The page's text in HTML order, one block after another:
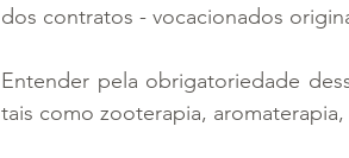
dos contratos - vocacionados
Entender pela obrigatoriedade
tais como zooterapia,